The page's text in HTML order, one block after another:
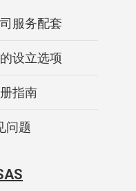
服务配套
设立选项
指南
问题